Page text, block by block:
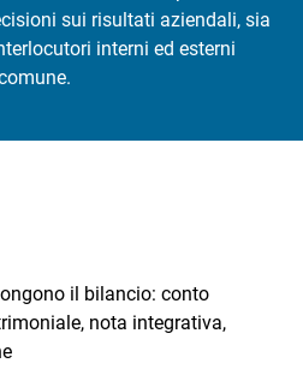
sui risultati aziendali, sia
interni ed esterni
il bilancio: conto
nota integrativa,